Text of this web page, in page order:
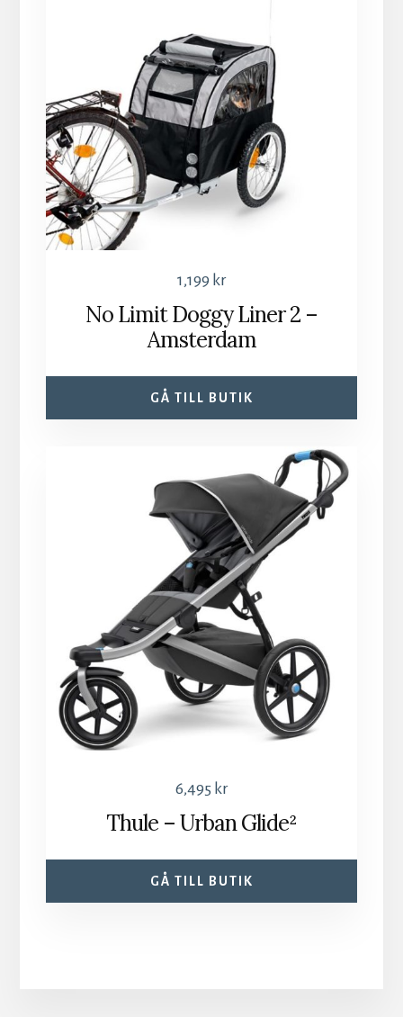
1,199 kr
No Limit Doggy Liner 2 –
Amsterdam
GÅ TILL BUTIK
6,495 kr
Thule – Urban Glide²
GÅ TILL BUTIK